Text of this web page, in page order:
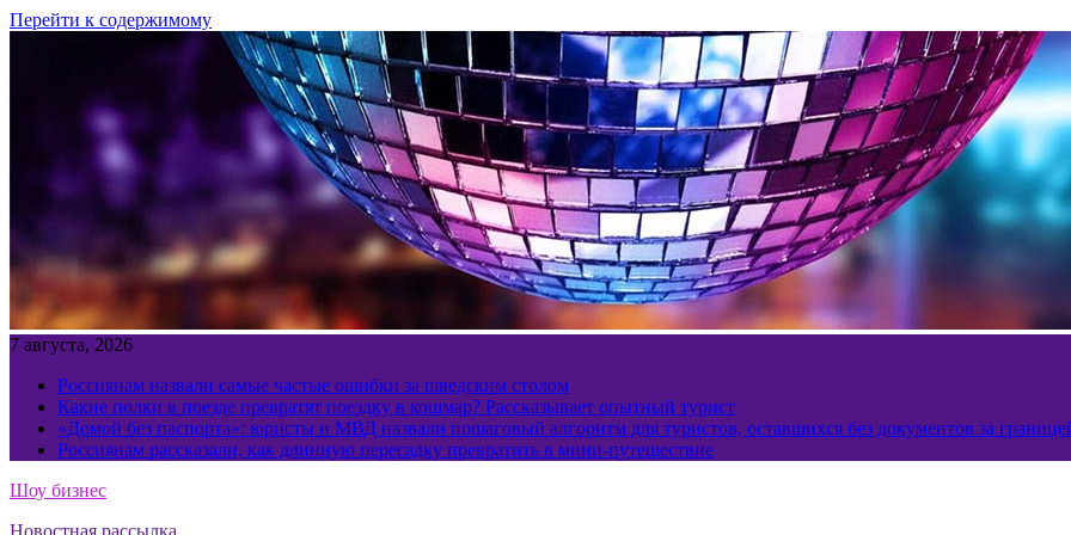
Перейти к содержимому
7 августа, 2026
Россиянам назвали самые частые ошибки за шведским столом
Какие полки в поезде превратят поездку в кошмар? Рассказывает опытный турист
«Домой без паспорта»: юристы и МВД назвали пошаговый алгоритм для туристов, оставшихся без документов за
Россиянам рассказали, как длинную пересадку превратить в мини-путешествие
Шоу бизнес
Новостная рассылка